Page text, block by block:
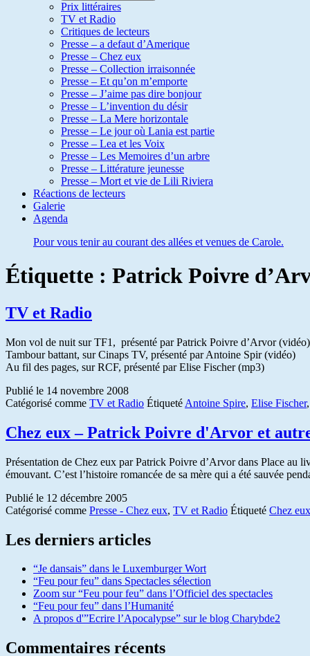
Prix littéraires
TV et Radio
Critiques de lecteurs
Presse – a defaut d’Amerique
Presse – Chez eux
Presse – Collection irraisonnée
Presse – Et qu’on m’emporte
Presse – J’aime pas dire bonjour
Presse – L’invention du désir
Presse – La Mere horizontale
Presse – Le jour où Lania est partie
Presse – Lea et les Voix
Presse – Les Memoires d’un arbre
Presse – Littérature jeunesse
Presse – Mort et vie de Lili Riviera
Réactions de lecteurs
Galerie
Agenda
Pour vous tenir au courant des allées et venues de Carole.
Étiquette : Patrick Poivre
TV et Radio
Mon vol de nuit sur TF1, présenté par Patrick Poivre d’Arvor (vidéo)
Tambour battant, sur Cinaps TV, présenté par Antoine Spir (vidéo)
Au fil des pages, sur RCF, présenté par Elise Fischer (mp3)
Publié le 14 novembre 2008
Catégorisé comme TV et Radio Étiqueté Antoine Spire, Elise Fischer
Chez eux – Patrick Poivre d'Arvor et
Présentation de Chez eux par Patrick Poivre d’Arvor dans Place au
émouvant. C’est l’histoire romancée de sa mère qui a été sauvée
Publié le 12 décembre 2005
Catégorisé comme Presse - Chez eux, TV et Radio Étiqueté Chez eux
Les derniers articles
“Je dansais” dans le Luxemburger Wort
“Feu pour feu” dans Spectacles sélection
Zoom sur “Feu pour feu” dans l’Officiel des spectacles
“Feu pour feu” dans l’Humanité
A propos d'”Ecrire l’Apocalypse” sur le blog Charybde2
Commentaires récents